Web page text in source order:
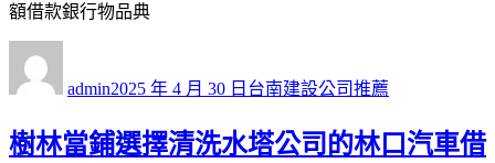
額借款銀行物品典
admin佈
期:
2025 年 4 月 30 日 類
台南建設公司推薦
樹林當鋪選擇清洗水塔公司的林口汽車借